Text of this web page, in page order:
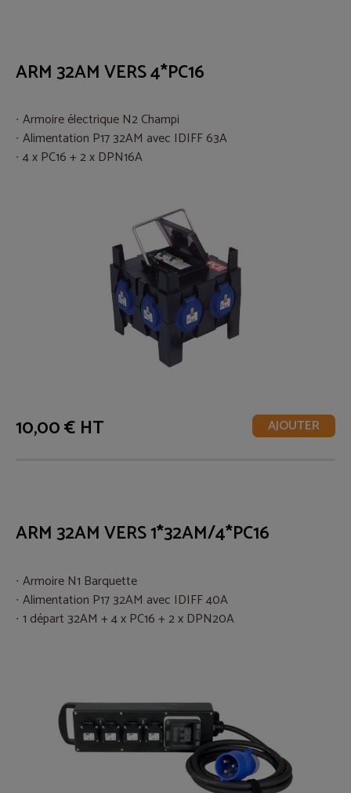
ARM 32AM VERS 4*PC16
Armoire électrique N2 Champi
Alimentation P17 32AM avec IDIFF 63A
4 x PC16 + 2 x DPN16A
10,00 € HT AJOUTER
ARM 32AM VERS 1*32AM/4*PC16
Armoire N1 Barquette
Alimentation P17 32AM avec IDIFF 40A
1 départ 32AM + 4 x PC16 + 2 x DPN20A